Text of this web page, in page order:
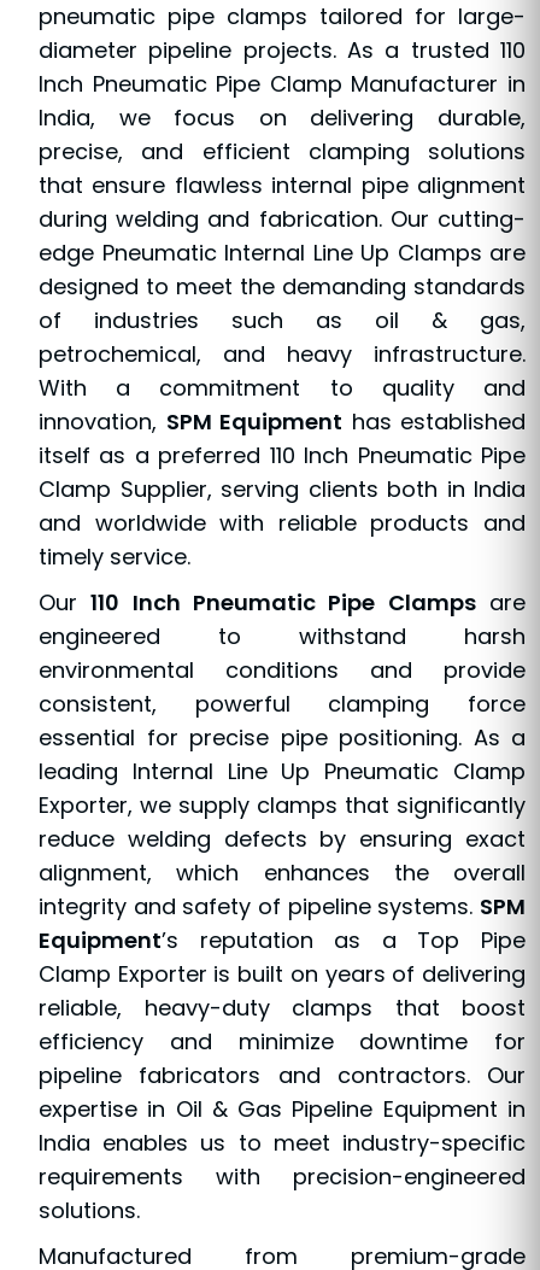
pneumatic pipe clamps tailored for large-
diameter pipeline projects. As a trusted 110
Inch Pneumatic Pipe Clamp Manufacturer in
India, we focus on delivering durable,
precise, and efficient clamping solutions
that ensure flawless internal pipe alignment
during welding and fabrication. Our cutting-
edge Pneumatic Internal Line Up Clamps are
designed to meet the demanding standards
of industries such as oil & gas,
petrochemical, and heavy infrastructure.
With a commitment to quality and
innovation, SPM Equipment has established
itself as a preferred 110 Inch Pneumatic Pipe
Clamp Supplier, serving clients both in India
and worldwide with reliable products and
timely service.
Our110 Inch Pneumatic Pipe Clampsare
engineered to withstand harsh
environmental conditions and provide
consistent, powerful clamping force
essential for precise pipe positioning. As a
leading Internal Line Up Pneumatic Clamp
Exporter, we supply clamps that significantly
reduce welding defects by ensuring exact
alignment, which enhances the overall
integrity and safety of pipeline systems. SPM
Equipment’s reputation as a Top Pipe
Clamp Exporter is built on years of delivering
reliable, heavy-duty clamps that boost
efficiency and minimize downtime for
pipeline fabricators and contractors. Our
expertise in Oil & Gas Pipeline Equipment in
India enables us to meet industry-specific
requirements with precision-engineered
solutions.
Manufactured from premium-grade